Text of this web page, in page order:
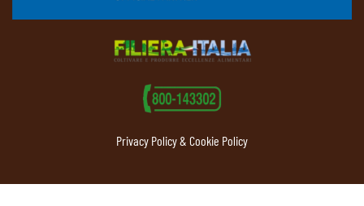
Privacy Policy & Cookie Policy